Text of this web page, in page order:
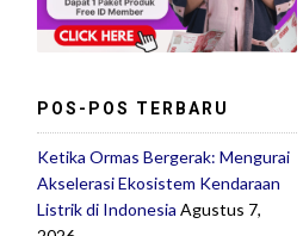
POS-POS TERBARU
Ketika Ormas Bergerak: Mengurai
Akselerasi Ekosistem Kendaraan
Listrik di Indonesia Agustus 7,